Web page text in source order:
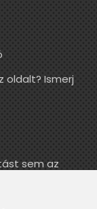
oldalt? Ismerj
sem az
segíteni